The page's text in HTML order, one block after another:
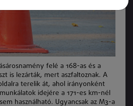
felé a 168-as és a
is lezárták, mert aszfaltoznak. A
terelik át, ahol irányonként
idejére a 171-es km-nél
használható. Ugyancsak az M3-a